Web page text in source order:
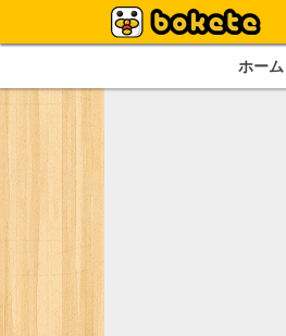
ホーム